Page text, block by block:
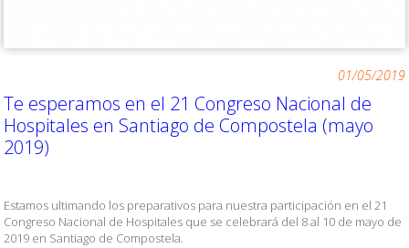
01/05/2019
Te esperamos en el 21 Congreso Nacional de
Hospitales en Santiago de Compostela (mayo
2019)
Estamos ultimando los preparativos para nuestra participación en el 21
Congreso Nacional de Hospitales que se celebrará del 8 al 10 de mayo de
2019 en Santiago de Compostela.